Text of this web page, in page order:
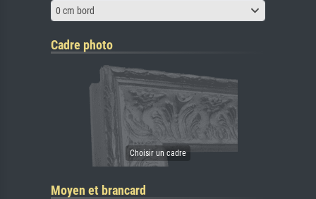
0 cm bord
Cadre photo
Moyen et brancard